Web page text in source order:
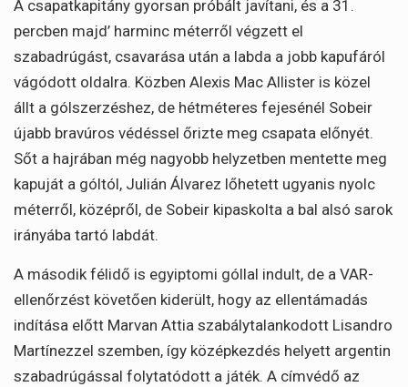
A csapatkapitány gyorsan próbált javítani, és a 31.
percben majd’ harminc méterről végzett el
szabadrúgást, csavarása után a labda a jobb kapufáról
vágódott oldalra. Közben Alexis Mac Allister is közel
állt a gólszerzéshez, de hétméteres fejesénél Sobeir
újabb bravúros védéssel őrizte meg csapata előnyét.
Sőt a hajrában még nagyobb helyzetben mentette meg
kapuját a góltól, Julián Álvarez lőhetett ugyanis nyolc
méterről, középről, de Sobeir kipaskolta a bal alsó sarok
irányába tartó labdát.
A második félidő is egyiptomi góllal indult, de a VAR-
ellenőrzést követően kiderült, hogy az ellentámadás
indítása előtt Marvan Attia szabálytalankodott Lisandro
Martínezzel szemben, így középkezdés helyett argentin
szabadrúgással folytatódott a játék. A címvédő az